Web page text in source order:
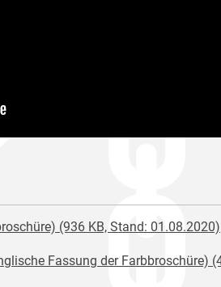
(936 KB, Stand: 01.08.2020)
Fassung der Farbbroschüre)